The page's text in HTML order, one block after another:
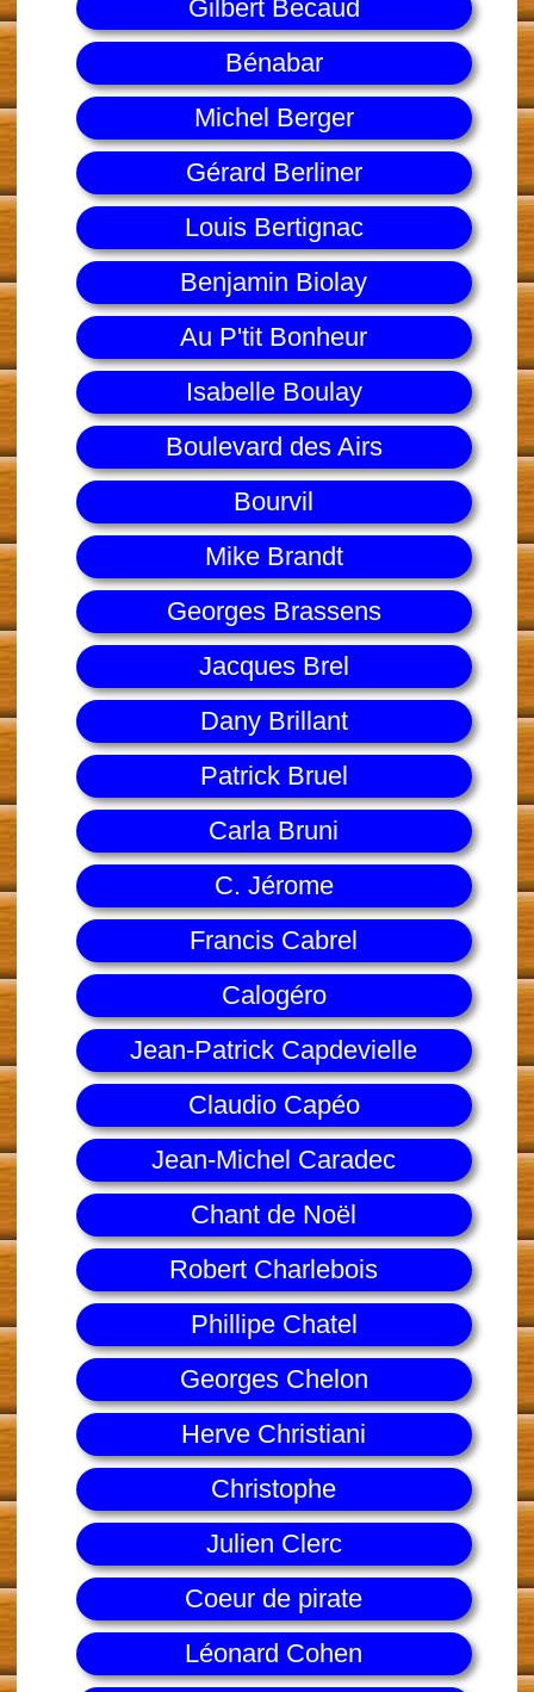
Gilbert Becaud
Bénabar
Michel Berger
Gérard Berliner
Louis Bertignac
Benjamin Biolay
Au P'tit Bonheur
Isabelle Boulay
Boulevard des Airs
Bourvil
Mike Brandt
Georges Brassens
Jacques Brel
Dany Brillant
Patrick Bruel
Carla Bruni
C. Jérome
Francis Cabrel
Calogéro
Jean-Patrick Capdevielle
Claudio Capéo
Jean-Michel Caradec
Chant de Noël
Robert Charlebois
Phillipe Chatel
Georges Chelon
Herve Christiani
Christophe
Julien Clerc
Coeur de pirate
Léonard Cohen